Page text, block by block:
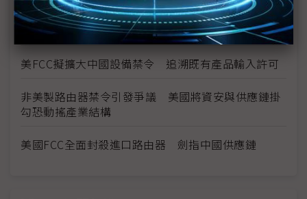
美國FCC擬全面禁止中國實驗室測試產品 電子供應
鏈遇重組壓力
美FCC擬擴大中國設備禁令 追溯既有產品輸入許可
非美製路由器禁令引發爭議 美國將資安與供應鏈掛
勾恐動搖產業結構
美國FCC全面封殺進口路由器 劍指中國供應鏈